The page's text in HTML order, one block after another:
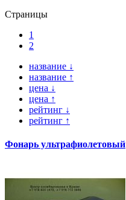
Страницы
1
2
название ↓
название ↑
цена ↓
цена ↑
рейтинг ↓
рейтинг ↑
Фонарь ультрафиолетовый